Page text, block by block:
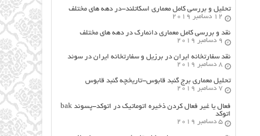
تحلیل و بررسی کامل معماری اسکاتلند-در دهه های مختلف
12 دسامبر 2019
نقد و بررسی کامل معماری دانمارک در دهه های مختلف
9 دسامبر 2019
نقد سفارتخانه ایران در برزیل و سفارتخانه ایران در سوئد
8 دسامبر 2019
تحلیل معماری برج گنبد قابوس-تاریخچه گنبد قابوس
7 دسامبر 2019
فعال یا غیر فعال کردن ذخیره اتوماتیک در اتوکد-پسوند bak
اتوکد
5 دسامبر 2019